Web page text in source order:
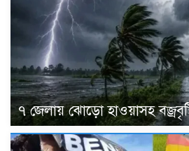
৭ জেলায় ঝোড়ো হাওয়াসহ